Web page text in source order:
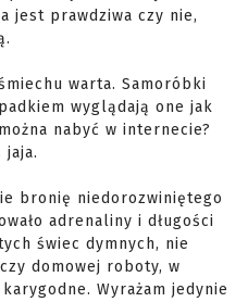
jest prawdziwa czy nie,
warta. Samoróbki
wyglądają one jak
nabyć w internecie?
bronię niedorozwiniętego
adrenaliny i długości
świec dymnych, nie
domowej roboty, w
Wyrażam jedynie